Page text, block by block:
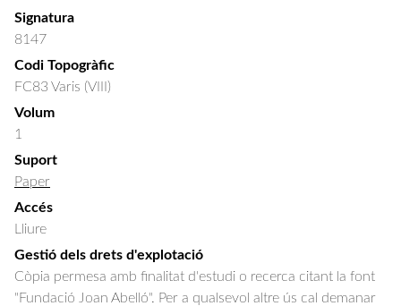
Signatura
8147
Codi Topogràfic
FC83 Varis (VIII)
Volum
1
Suport
Paper
Accés
Lliure
Gestió dels drets d'explotació
Còpia permesa amb finalitat d'estudi o recerca citant la font
"Fundació Joan Abelló". Per a qualsevol altre ús cal demanar